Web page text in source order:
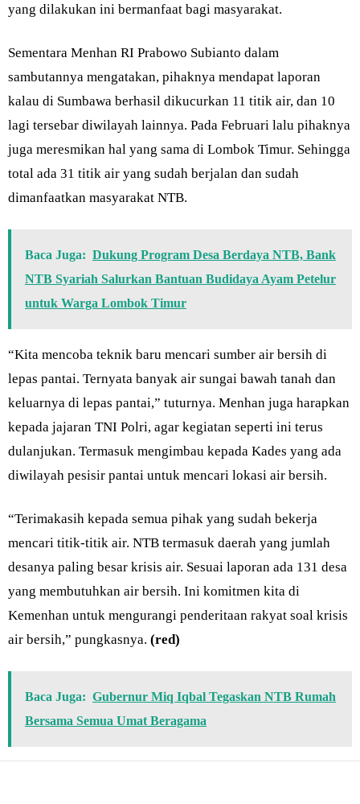
yang dilakukan ini bermanfaat bagi masyarakat.
Sementara Menhan RI Prabowo Subianto dalam
sambutannya mengatakan, pihaknya mendapat laporan
kalau di Sumbawa berhasil dikucurkan 11 titik air, dan 10
lagi tersebar diwilayah lainnya. Pada Februari lalu pihaknya
juga meresmikan hal yang sama di Lombok Timur. Sehingga
total ada 31 titik air yang sudah berjalan dan sudah
dimanfaatkan masyarakat NTB.
Baca Juga: Dukung Program Desa Berdaya NTB, Bank
NTB Syariah Salurkan Bantuan Budidaya Ayam Petelur
untuk Warga Lombok Timur
“Kita mencoba teknik baru mencari sumber air bersih di
lepas pantai. Ternyata banyak air sungai bawah tanah dan
keluarnya di lepas pantai,” tuturnya. Menhan juga harapkan
kepada jajaran TNI Polri, agar kegiatan seperti ini terus
dulanjukan. Termasuk mengimbau kepada Kades yang ada
diwilayah pesisir pantai untuk mencari lokasi air bersih.
“Terimakasih kepada semua pihak yang sudah bekerja
mencari titik-titik air. NTB termasuk daerah yang jumlah
desanya paling besar krisis air. Sesuai laporan ada 131 desa
yang membutuhkan air bersih. Ini komitmen kita di
Kemenhan untuk mengurangi penderitaan rakyat soal krisis
air bersih,” pungkasnya. (red)
Baca Juga: Gubernur Miq Iqbal Tegaskan NTB Rumah
Bersama Semua Umat Beragama